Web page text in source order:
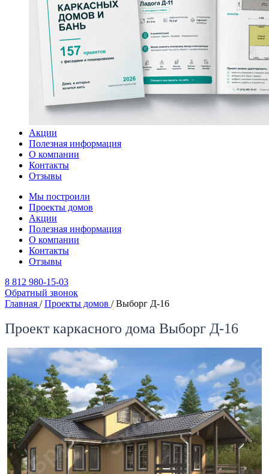
Акции
Полезная информация
О компании
Контакты
Отзывы
Мы построили
Проекты домов
Акции
Полезная информация
О компании
Контакты
Отзывы
8 812 980-15-03
Обратный звонок
Главная / Проекты домов / Выборг Д-16
Проект каркасного дома Выборг Д-16